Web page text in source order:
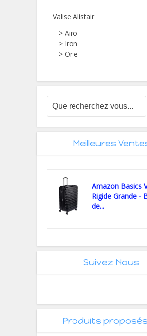
Valise Alistair
> Airo
> Iron
> One
Meilleures
Amazon Basics
Rigide Grande -
de...
Suivez Nous
Produits